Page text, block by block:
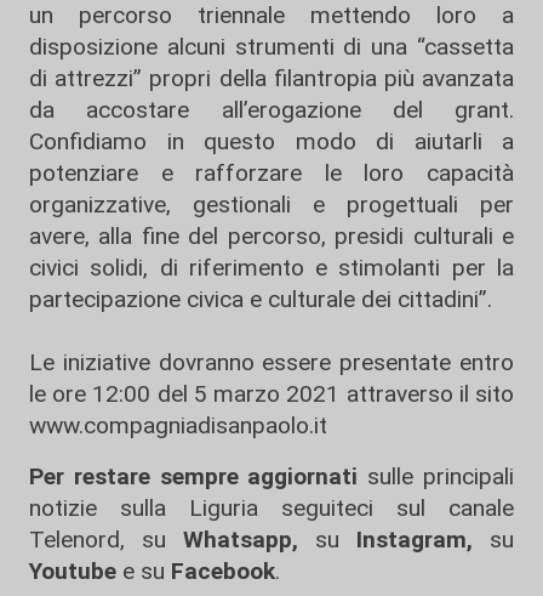
un percorso triennale mettendo loro a
disposizione alcuni strumenti di una “cassetta
di attrezzi” propri della filantropia più avanzata
da accostare all’erogazione del grant.
Confidiamo in questo modo di aiutarli a
potenziare e rafforzare le loro capacità
organizzative, gestionali e progettuali per
avere, alla fine del percorso, presidi culturali e
civici solidi, di riferimento e stimolanti per la
partecipazione civica e culturale dei cittadini”.
Le iniziative dovranno essere presentate entro
le ore 12:00 del 5 marzo 2021 attraverso il sito
www.compagniadisanpaolo.it
Per restare sempre aggiornati sulle principali
notizie sulla Liguria seguiteci sul canale
Telenord, su
Whatsapp, su Instagram, su
Youtube e su Facebook.